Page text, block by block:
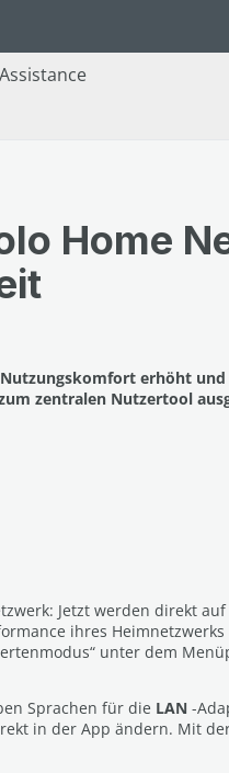
Assistance
Home
erhöht
zentralen Nutzertool
Jetzt werden direkt
ihres
unter dem
Sprachen für die LAN -
in der App ändern. Mit